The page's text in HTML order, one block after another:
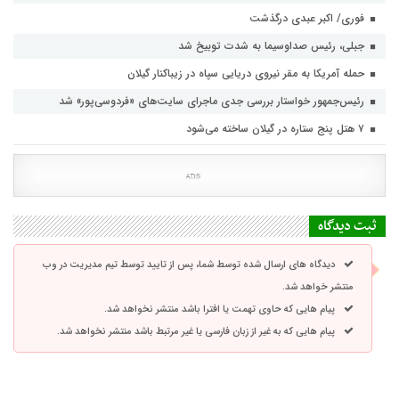
فوری/ اکبر عبدی درگذشت
جبلی، رئیس صداوسیما به شدت توبیخ شد
حمله آمریکا به مقر نیروی دریایی سپاه در زیباکنار گیلان
رئیس‌جمهور خواستار بررسی جدی ماجرای سایت‌های «فردوسی‌پور» شد
ثبت دیدگاه
دیدگاه های ارسال شده توسط شما، پس از تایید توسط تیم مدیریت در وب
منتشر خواهد شد.
پیام هایی که حاوی تهمت یا افترا باشد منتشر نخواهد شد.
پیام هایی که به غیر از زبان فارسی یا غیر مرتبط باشد منتشر نخواهد شد.